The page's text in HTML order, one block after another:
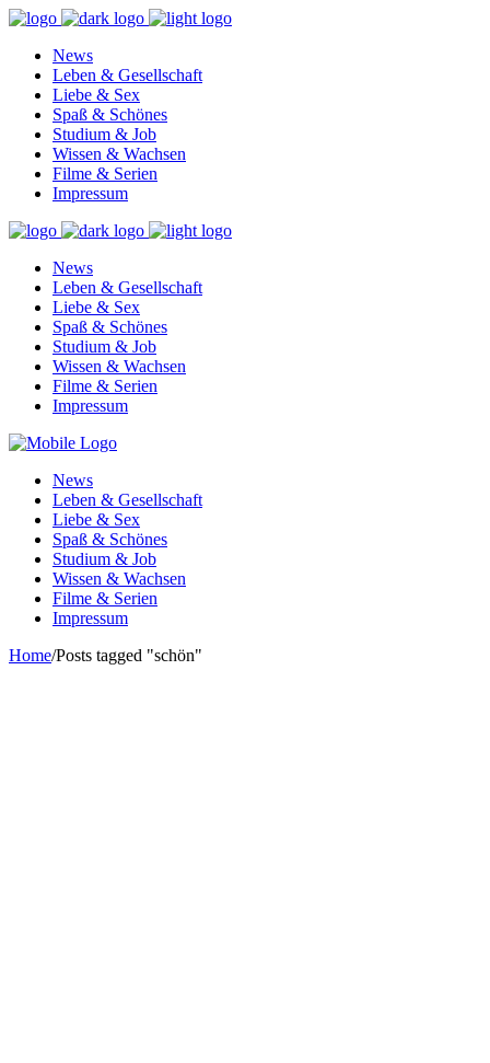
News
Leben & Gesellschaft
Liebe & Sex
Spaß & Schönes
Studium & Job
Wissen & Wachsen
Filme & Serien
Impressum
News
Leben & Gesellschaft
Liebe & Sex
Spaß & Schönes
Studium & Job
Wissen & Wachsen
Filme & Serien
Impressum
News
Leben & Gesellschaft
Liebe & Sex
Spaß & Schönes
Studium & Job
Wissen & Wachsen
Filme & Serien
Impressum
Home/Posts tagged "schön"